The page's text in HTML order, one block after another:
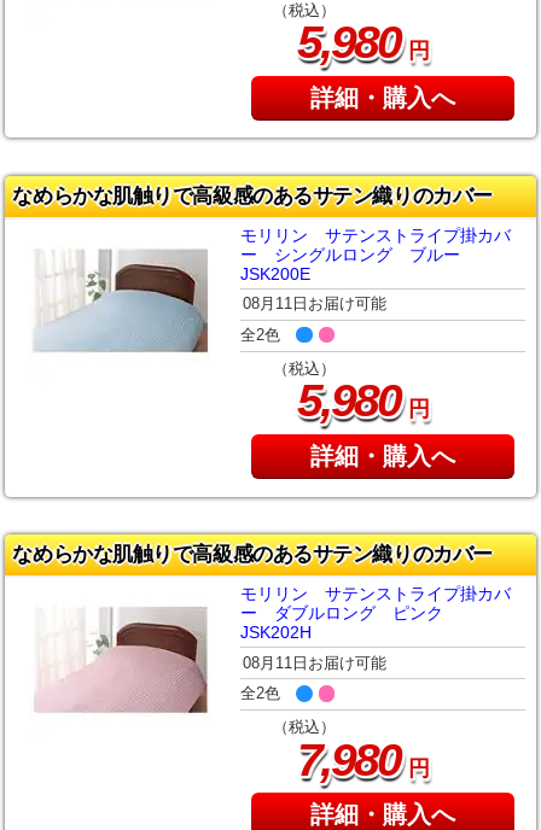
（税込）
5,980円
詳細・購入へ
なめらかな肌触りで高級感のあるサテン織りのカバー
モリリン サテンストライプ掛カバ
ー シングルロング ブルー
JSK200E
08月11日お届け可能
全2色
（税込）
5,980円
詳細・購入へ
なめらかな肌触りで高級感のあるサテン織りのカバー
モリリン サテンストライプ掛カバ
ー ダブルロング ピンク
JSK202H
08月11日お届け可能
全2色
（税込）
7,980円
詳細・購入へ